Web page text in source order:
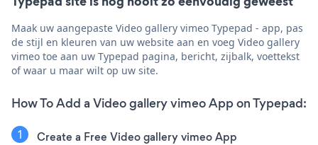
Maak uw aangepaste Video gallery vimeo Typepad - app, pas
de stijl en kleuren van uw website aan en voeg Video gallery
vimeo toe aan uw Typepad pagina, bericht, zijbalk, voettekst
of waar u maar wilt op uw site.
How To Add a Video gallery vimeo App on Typepad:
Create a Free Video gallery vimeo App